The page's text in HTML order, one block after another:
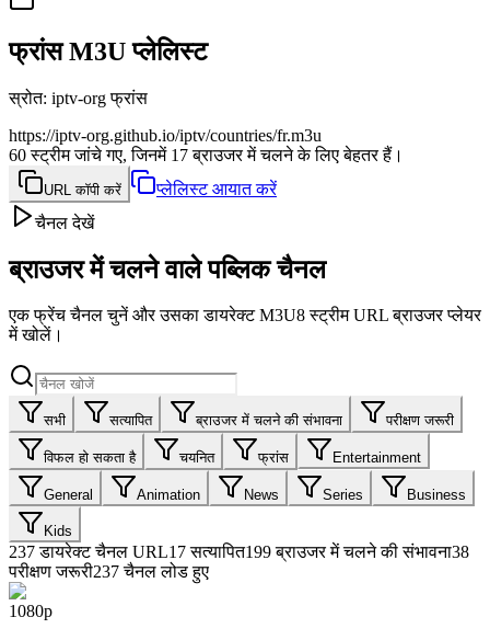
फ्रांस M3U प्लेलिस्ट
स्रोत: iptv-org फ्रांस
https://iptv-org.github.io/iptv/countries/fr.m3u
60 स्ट्रीम जांचे गए, जिनमें 17 ब्राउजर में चलने के लिए बेहतर हैं।
URL कॉपी करें
प्लेलिस्ट आयात करें
चैनल देखें
ब्राउजर में चलने वाले पब्लिक चैनल
एक फ्रेंच चैनल चुनें और उसका डायरेक्ट M3U8 स्ट्रीम URL ब्राउजर प्लेयर
में खोलें।
सभी सत्यापित ब्राउजर में चलने की संभावना परीक्षण जरूरी
विफल हो सकता है चयनित फ्रांस Entertainment
General Animation News Series Business
Kids
237 डायरेक्ट चैनल URL17 सत्यापित199 ब्राउजर में चलने की संभावना38
परीक्षण जरूरी237 चैनल लोड हुए
1080p